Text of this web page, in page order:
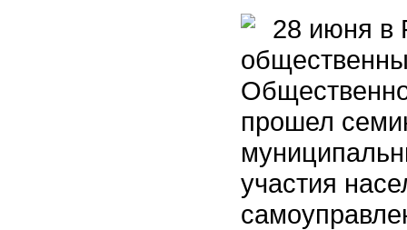
28 июня в
прошел
участия